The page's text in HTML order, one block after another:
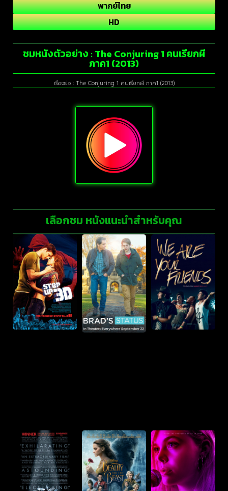
พากย์ไทย
HD
ชมหนังตัวอย่าง : The Conjuring 1 คนเรียกผี
ภาค1 (2013)
เรื่องย่อ : The Conjuring 1 คนเรียกผี ภาค1 (2013)
เลือกชม หนังแนะนำสำหรับคุณ